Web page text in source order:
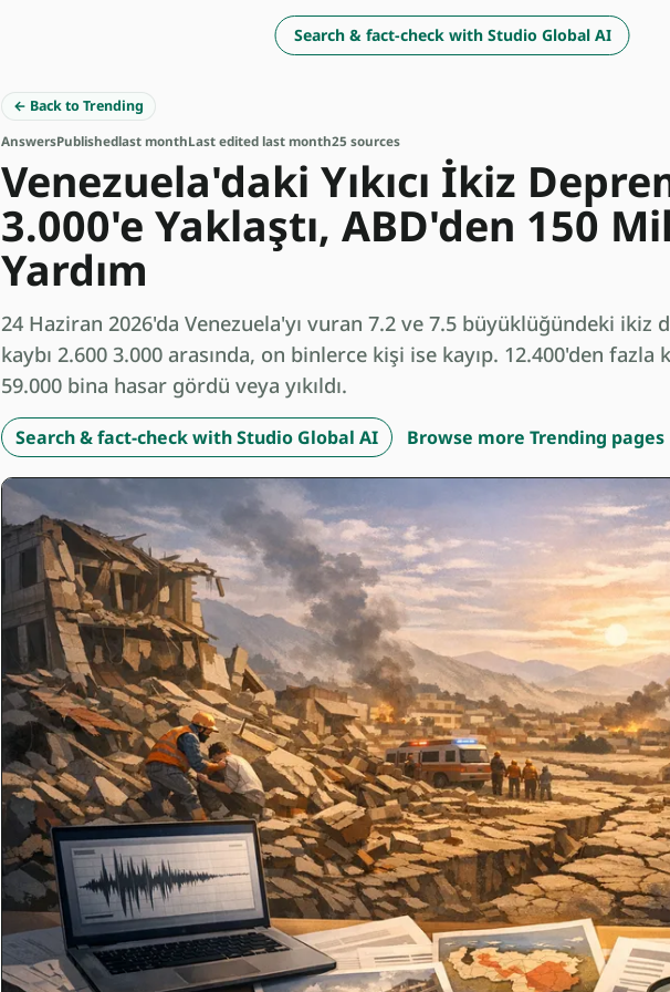
Search & fact-check with Studio Global AI
← Back to Trending
AnswersPublishedlast monthLast edited last month25 sources
Venezuela'daki Yıkıcı İkiz
3.000'e Yaklaştı, ABD'den 150
Yardım
24 Haziran 2026'da Venezuela'yı vuran 7.2 ve 7.5 büyüklüğündeki ikiz
kaybı 2.600 3.000 arasında, on binlerce kişi ise kayıp. 12.400'den fazla
59.000 bina hasar gördü veya yıkıldı.
Search & fact-check with Studio Global AI Browse more Trending pages